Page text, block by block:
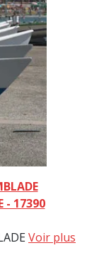
- 17390
Voir plus